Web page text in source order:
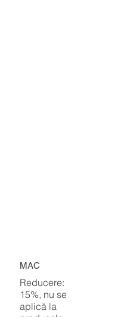
MAC
Reducere:
15%, nu se
aplică la